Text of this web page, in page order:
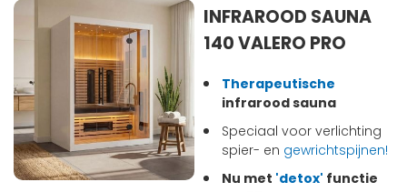
INFRAROOD SAUNA
140 VALERO PRO
Therapeutische
infrarood sauna
Speciaal voor verlichting
spier- en gewrichtspijnen!
Nu met 'detox' functie